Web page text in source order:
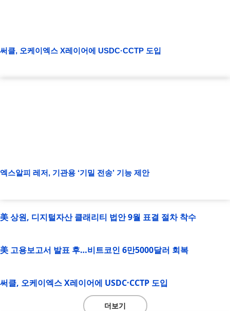
써클, 오케이엑스 X레이어에 USDC·CCTP 도입
엑스알피 레저, 기관용 ‘기밀 전송’ 기능 제안
美 상원, 디지털자산 클래리티 법안 9월 표결 절차 착수
美 고용보고서 발표 후…비트코인 6만5000달러 회복
써클, 오케이엑스 X레이어에 USDC·CCTP 도입
더보기